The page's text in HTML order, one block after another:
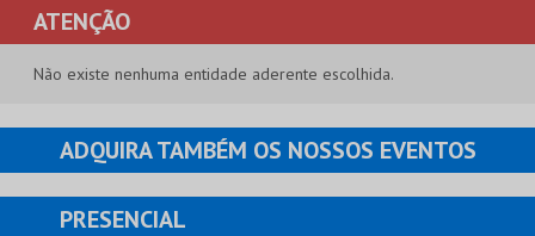
MÚSICA & FESTIVAIS
DESPORTO & AVENTURA
ATENÇÃO
Não existe nenhuma entidade aderente escolhida.
ADQUIRA TAMBÉM OS NOSSOS EVENTOS
PRESENCIAL